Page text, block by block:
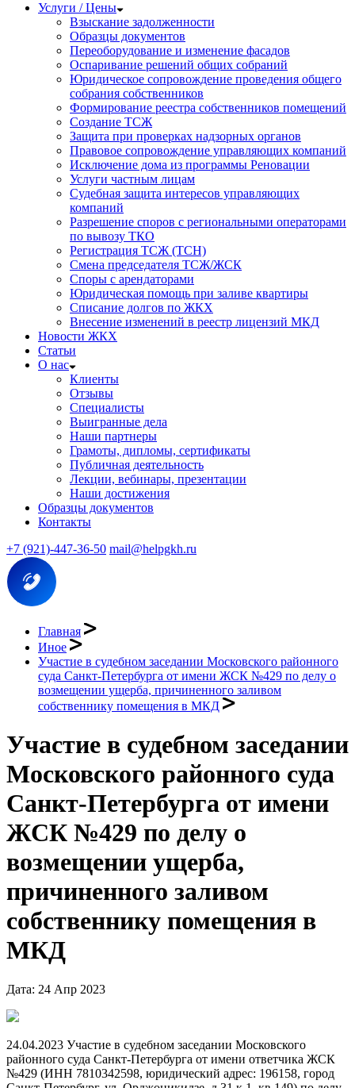
Услуги / Цены
Взыскание задолженности
Образцы документов
Переоборудование и изменение фасадов
Оспаривание решений общих собраний
Юридическое сопровождение проведения общего
собрания собственников
Формирование реестра собственников помещений
Создание ТСЖ
Защита при проверках надзорных органов
Правовое сопровождение управляющих компаний
Исключение дома из программы Реновации
Услуги частным лицам
Судебная защита интересов управляющих
компаний
Разрешение споров с региональными операторами
по вывозу ТКО
Регистрация ТСЖ (ТСН)
Смена председателя ТСЖ/ЖСК
Споры с арендаторами
Юридическая помощь при заливе квартиры
Списание долгов по ЖКХ
Внесение изменений в реестр лицензий МКД
Новости ЖКХ
Статьи
О нас
Клиенты
Отзывы
Специалисты
Выигранные дела
Наши партнеры
Грамоты, дипломы, сертификаты
Публичная деятельность
Лекции, вебинары, презентации
Наши достижения
Образцы документов
Контакты
+7 (921)-447-36-50 mail@helpgkh.ru
Главная
Иное
Участие в судебном заседании Московского районного
суда Санкт-Петербурга от имени ЖСК №429 по делу о
возмещении ущерба, причиненного заливом
собственнику помещения в МКД
Участие в судебном заседании
Московского районного суда
Санкт-Петербурга от имени
ЖСК №429 по делу о
возмещении ущерба,
причиненного заливом
собственнику помещения в
МКД
Дата: 24 Апр 2023
24.04.2023 Участие в судебном заседании Московского
районного суда Санкт-Петербурга от имени ответчика ЖСК
№429 (ИНН 7810342598, юридический адрес: 196158, город